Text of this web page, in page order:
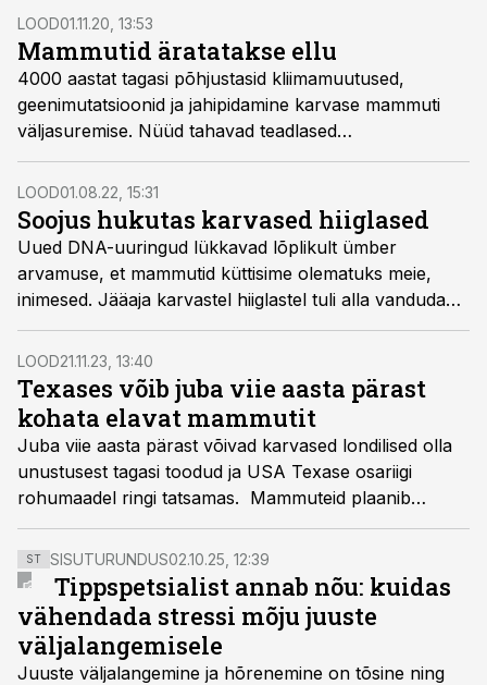
LOOD01.11.20, 13:53
Mammutid äratatakse ellu
4000 aastat tagasi põhjustasid kliimamuutused,
geenimutatsioonid ja jahipidamine karvase mammuti
väljasuremise. Nüüd tahavad teadlased
minevikuhiiglase geenitööristade abil ellu äratada.
LOOD01.08.22, 15:31
Soojus hukutas karvased hiiglased
Uued DNA-uuringud lükkavad lõplikult ümber
arvamuse, et mammutid küttisime olematuks meie,
inimesed. Jääaja karvastel hiiglastel tuli alla vanduda
siiski kliimamuutustele, mis hävitasid nende toidulaua.
LOOD21.11.23, 13:40
Texases võib juba viie aasta pärast
kohata elavat mammutit
Juba viie aasta pärast võivad karvased londilised olla
unustusest tagasi toodud ja USA Texase osariigi
rohumaadel ringi tatsamas. Mammuteid plaanib
taaselustada seal tegutsev ettevõte nimega Colossal
Biosciences, ja nende idee kohaselt võiksid esimesed
uued mammutid eksisteerida juba aastal 2028.
ST SISUTURUNDUS02.10.25, 12:39
Tippspetsialist annab nõu: kuidas
vähendada stressi mõju juuste
väljalangemisele
Juuste väljalangemine ja hõrenemine on tõsine ning